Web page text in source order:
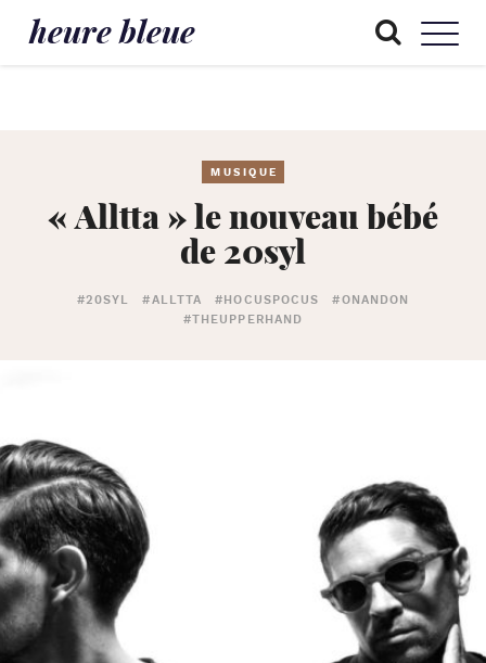
heure bleue
MUSIQUE
« Alltta » le nouveau bébé
de 20syl
#20SYL #ALLTTA #HOCUSPOCUS
#ONANDON
#THEUPPERHAND